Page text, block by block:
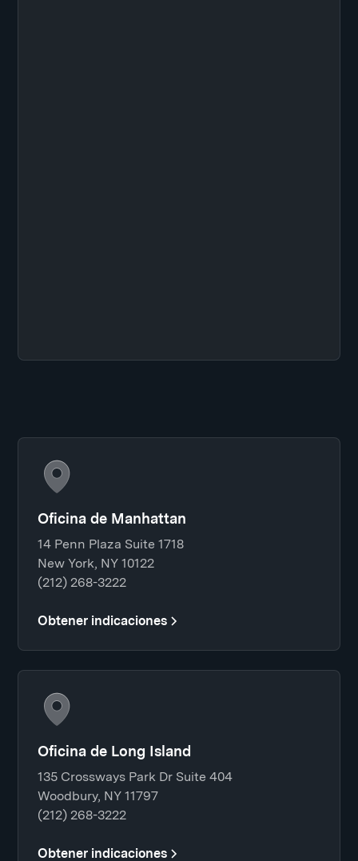
Oficina de Manhattan
14 Penn Plaza Suite 1718
New York, NY 10122
(212) 268-3222
Obtener indicaciones
Oficina de Long Island
135 Crossways Park Dr Suite 404
Woodbury, NY 11797
(212) 268-3222
Obtener indicaciones